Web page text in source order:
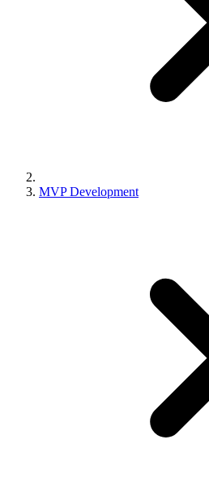
MVP Development